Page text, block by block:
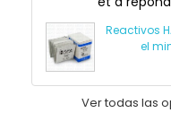
Reactivos
el
Ver todas las